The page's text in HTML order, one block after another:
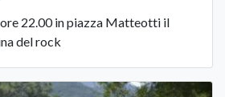
22.00 in piazza Matteotti il
del rock